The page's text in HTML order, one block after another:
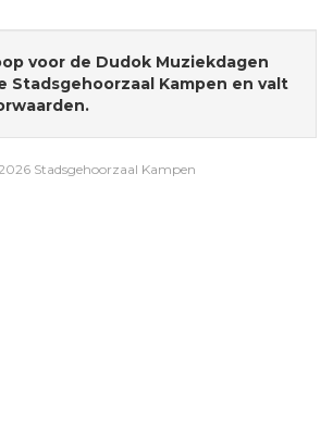
voor de Dudok Muziekdagen
Stadsgehoorzaal Kampen en valt
Stadsgehoorzaal Kampen